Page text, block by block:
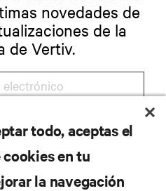
novedades de
de la
de Vertiv.
todo, aceptas el
en tu
la navegación